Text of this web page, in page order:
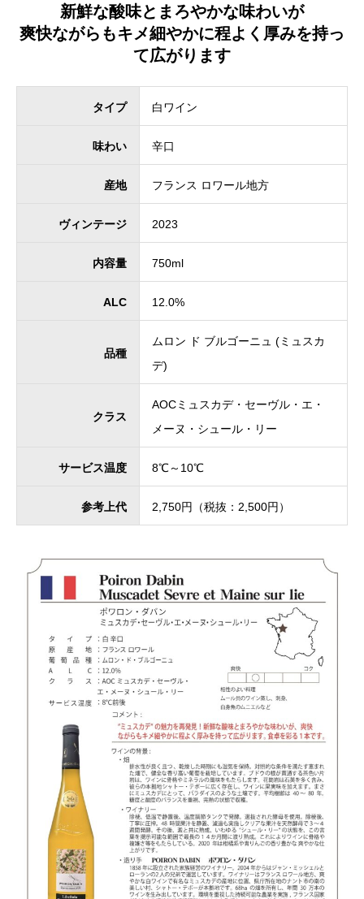
新鮮な酸味とまろやかな味わいが
爽快ながらもキメ細やかに程よく厚みを持っ
て広がります
タイプ 白ワイン
味わい 辛口
産地 フランス ロワール地方
ヴィンテージ 2023
内容量 750ml
ALC 12.0%
品種
ムロン ド ブルゴーニュ (ミュスカ
デ)
クラス
AOCミュスカデ・セーヴル・エ・
メーヌ・シュール・リー
サービス温度 8℃～10℃
参考上代 2,750円（税抜：2,500円）